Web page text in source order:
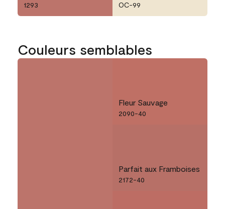
1293 OC-99
Couleurs semblables
Fleur Sauvage
2090-40
Parfait aux Framboises
2172-40